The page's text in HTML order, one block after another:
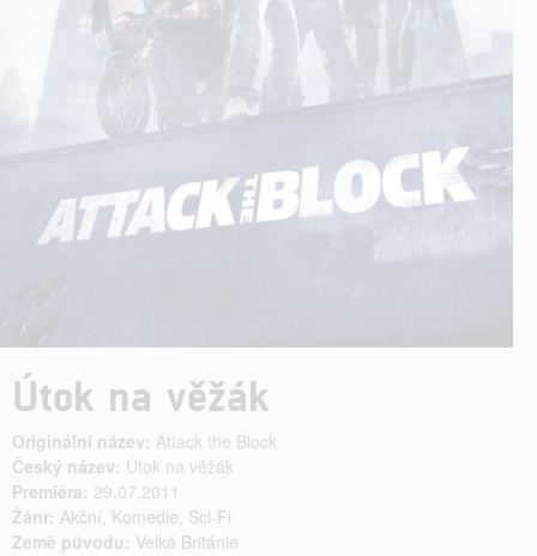
Útok na věžák
Originální název: Attack the Block
Český název: Útok na věžák
Premiéra: 29.07.2011
Žánr: Akční, Komedie, Sci-Fi
Země původu: Velká Británie